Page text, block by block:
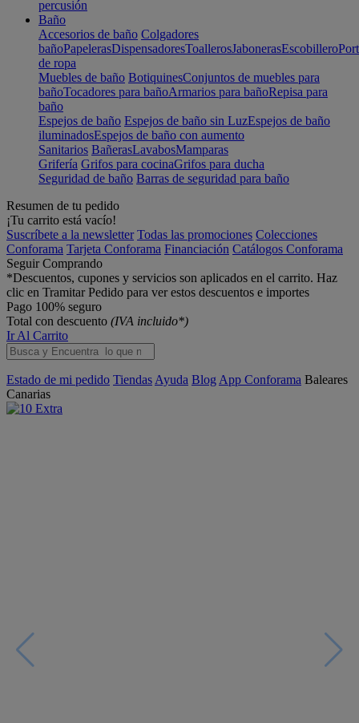
percusión
Baño
Accesorios de baño Colgadores
bañoPapelerasDispensadoresToallerosJabonerasEscobillero
de ropa
Muebles de baño BotiquinesConjuntos de muebles para
bañoTocadores para bañoArmarios para bañoRepisa para
baño
Espejos de baño Espejos de baño sin LuzEspejos de baño
iluminadosEspejos de baño con aumento
Sanitarios BañerasLavabosMamparas
Grifería Grifos para cocinaGrifos para ducha
Seguridad de baño Barras de seguridad para baño
Resumen de tu pedido
¡Tu carrito está vacío!
Suscríbete a la newsletter Todas las promociones Colecciones
Conforama Tarjeta Conforama Financiación Catálogos Conforama
Seguir Comprando
*Descuentos, cupones y servicios son aplicados en el carrito. Haz
clic en Tramitar Pedido para ver estos descuentos e importes
Pago 100% seguro
Total con descuento (IVA incluido*)
Ir Al Carrito
Estado de mi pedido Tiendas Ayuda Blog App Conforama Baleares
Canarias